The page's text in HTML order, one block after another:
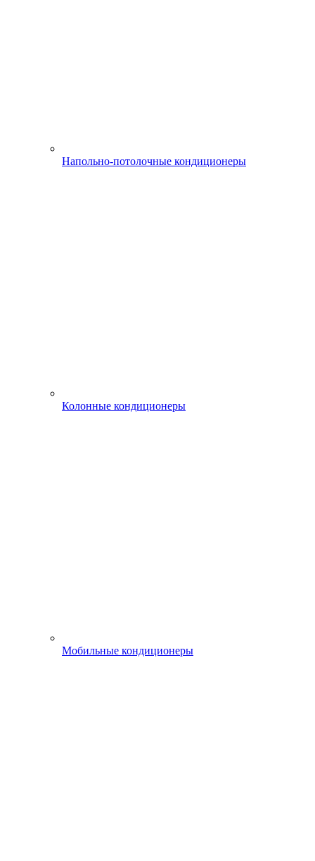
Напольно-потолочные кондиционеры
Колонные кондиционеры
Мобильные кондиционеры